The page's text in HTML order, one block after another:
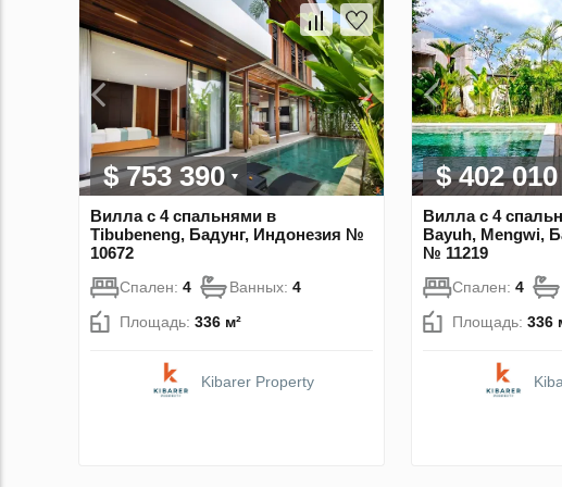
$ 753 390
Вилла с 4 спальнями в
Tibubeneng, Бадунг, Индонезия №
10672
Спален: 4 Ванных: 4
Площадь: 336 м²
Kibarer Property
$ 402 010
Вилла с 4
Bayuh, Mengwi,
№ 11219
Спален: 4
Площадь: 336